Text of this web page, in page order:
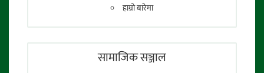
हाम्रो बारेमा
सामाजिक सञ्जाल